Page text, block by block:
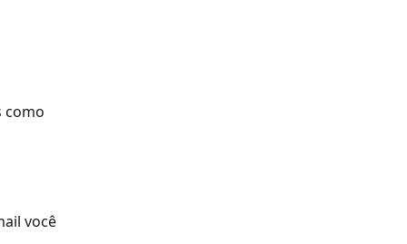
como
você